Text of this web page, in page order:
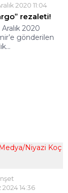
2020 11:04
rezaleti!
2020
gönderilen
2024 14:36